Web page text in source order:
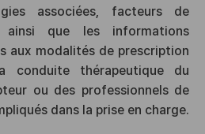
associées, facteurs de
ainsi que les informations
aux modalités de prescription
conduite thérapeutique du
ou des professionnels de
dans la prise en charge.